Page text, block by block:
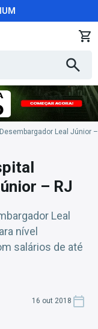
Leal Júnior –
– RJ
Leal
nível
salários de até
16 out 2018